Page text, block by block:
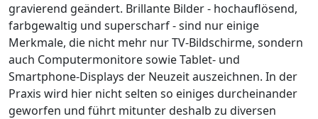
gravierend geändert. Brillante Bilder - hochauflösend,
farbgewaltig und superscharf - sind nur einige
Merkmale, die nicht mehr nur TV-Bildschirme, sondern
auch Computermonitore sowie Tablet- und
Smartphone-Displays der Neuzeit auszeichnen. In der
Praxis wird hier nicht selten so einiges durcheinander
geworfen und führt mitunter deshalb zu diversen